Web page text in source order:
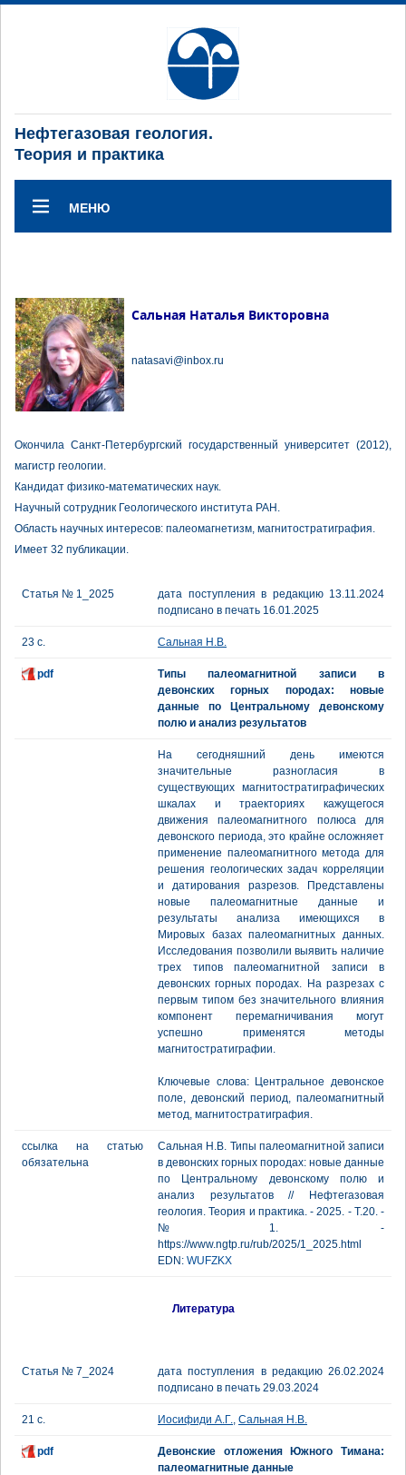
Нефтегазовая геология.
Теория и практика
МЕНЮ
Сальная Наталья Викторовна
natasavi@inbox.ru
Окончила Санкт-Петербургский государственный университет (2012),
магистр геологии.
Кандидат физико-математических наук.
Научный сотрудник Геологического института РАН.
Область научных интересов: палеомагнетизм, магнитостратиграфия.
Имеет 32 публикации.
Статья № 1_2025
дата поступления в редакцию 13.11.2024
подписано в печать 16.01.2025
23 с. Сальная Н.В.
pdf
Типы палеомагнитной записи в
девонских горных породах: новые
данные по Центральному девонскому
полю и анализ результатов
На сегодняшний день имеются
значительные разногласия в
существующих магнитостратиграфических
шкалах и траекториях кажущегося
движения палеомагнитного полюса для
девонского периода, это крайне осложняет
применение палеомагнитного метода для
решения геологических задач корреляции
и датирования разрезов. Представлены
новые палеомагнитные данные и
результаты анализа имеющихся в
Мировых базах палеомагнитных данных.
Исследования позволили выявить наличие
трех типов палеомагнитной записи в
девонских горных породах. На разрезах с
первым типом без значительного влияния
компонент перемагничивания могут
успешно применятся методы
магнитостратиграфии.
Ключевые слова: Центральное девонское
поле, девонский период, палеомагнитный
метод, магнитостратиграфия.
ссылка на статью
обязательна
Сальная Н.В. Типы палеомагнитной записи
в девонских горных породах: новые данные
по Центральному девонскому полю и
анализ результатов // Нефтегазовая
геология. Теория и практика. - 2025. - Т.20. -
№1. -
https://www.ngtp.ru/rub/2025/1_2025.html
EDN: WUFZKX
Литература
Статья № 7_2024
дата поступления в редакцию 26.02.2024
подписано в печать 29.03.2024
21 с. Иосифиди А.Г., Сальная Н.В.
pdf
Девонские отложения Южного Тимана:
палеомагнитные данные